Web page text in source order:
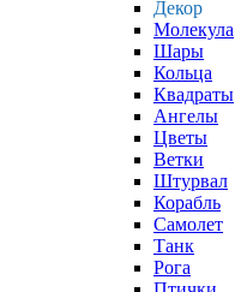
Декор
Молекула
Шары
Кольца
Квадраты
Ангелы
Цветы
Ветки
Штурвал
Корабль
Самолет
Танк
Рога